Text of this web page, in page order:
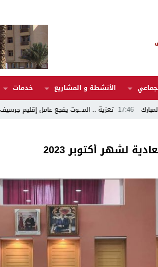
الأنشطة و المشاريع خدمات
يفجع عامل إقليم جرسيف في وفـ.ـاة والد زوجته
لشهر أكتوبر 2023